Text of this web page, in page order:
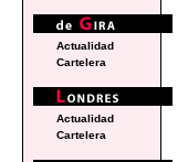
Actualidad
Cartelera
Actualidad
Cartelera